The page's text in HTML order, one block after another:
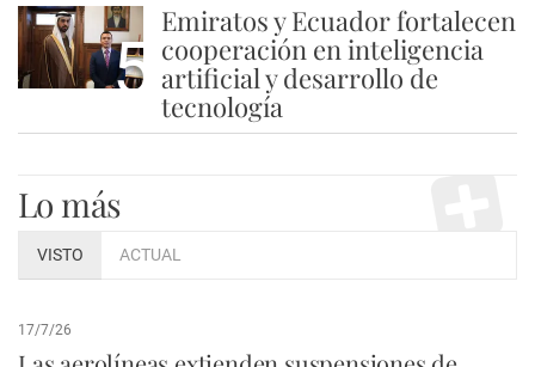
5
Emiratos y Ecuador fortalecen
cooperación en inteligencia
artificial y desarrollo de
tecnología
Lo más
VISTO ACTUAL
17/7/26